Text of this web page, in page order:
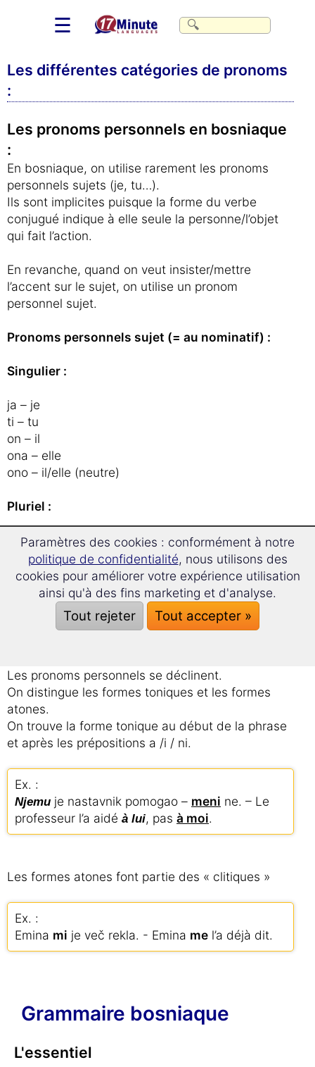
☰
Les différentes catégories de pronoms
:
Les pronoms personnels en bosniaque
:
En bosniaque, on utilise rarement les pronoms
personnels sujets (je, tu…).
Ils sont implicites puisque la forme du verbe
conjugué indique à elle seule la personne/l’objet
qui fait l’action.
En revanche, quand on veut insister/mettre
l’accent sur le sujet, on utilise un pronom
personnel sujet.
Pronoms personnels sujet (= au nominatif) :
Singulier :
ja – je
ti – tu
on – il
ona – elle
ono – il/elle (neutre)
Pluriel :
mi – nous
vi/Vi – vous / vous de politesse (avec une
majuscule)
oni – ils
one – elles
ona – ils/elles (neutre)
Les pronoms personnels se déclinent.
On distingue les formes toniques et les formes
atones.
On trouve la forme tonique au début de la phrase
et après les prépositions a /i / ni.
Ex. :
Njemu je nastavnik pomogao – meni ne. – Le
professeur l’a aidé à lui, pas à moi.
Les formes atones font partie des « clitiques »
Ex. :
Emina mi je več rekla. - Emina me l’a déjà dit.
Grammaire bosniaque
L'essentiel
Paramètres des cookies : conformément à notre
politique de confidentialité, nous utilisons des
cookies pour améliorer votre expérience utilisation
ainsi qu'à des fins marketing et d'analyse.
Tout rejeter Tout accepter »